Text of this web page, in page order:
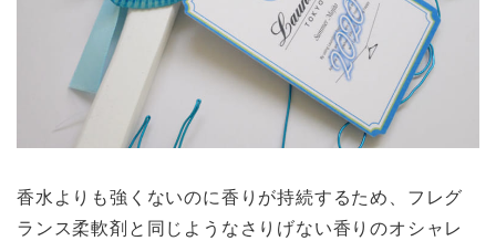
香水よりも強くないのに香りが持続するため、フレグ
ランス柔軟剤と同じようなさりげない香りのオシャレ